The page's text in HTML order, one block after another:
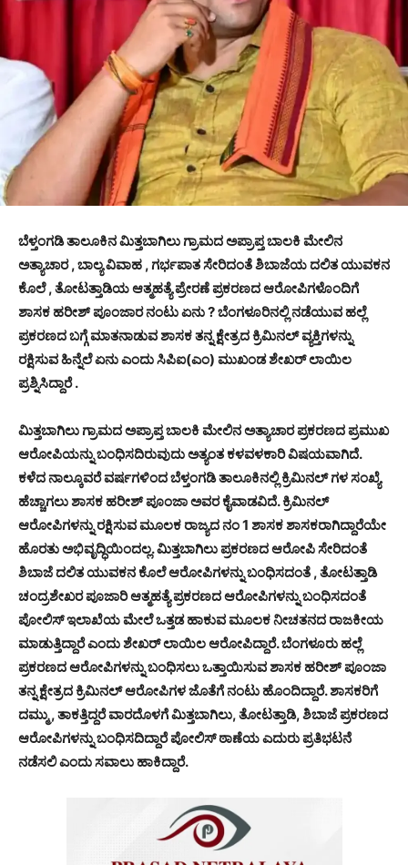
ಬೆಳ್ತಂಗಡಿ ತಾಲೂಕಿನ ಮಿತ್ತಬಾಗಿಲು ಗ್ರಾಮದ ಅಪ್ರಾಪ್ತ ಬಾಲಕಿ ಮೇಲಿನ
ಅತ್ಯಾಚಾರ , ಬಾಲ್ಯ ವಿವಾಹ , ಗರ್ಭಪಾತ ಸೇರಿದಂತೆ ಶಿಬಾಜೆಯ ದಲಿತ ಯುವಕನ
ಕೊಲೆ , ತೋಟತ್ತಾಡಿಯ ಆತ್ಮಹತ್ಯೆ ಪ್ರೇರಣೆ ಪ್ರಕರಣದ ಆರೋಪಿಗಳೊಂದಿಗೆ
ಶಾಸಕ ಹರೀಶ್ ಪೂಂಜಾರ ನಂಟು ಏನು ? ಬೆಂಗಳೂರಿನಲ್ಲಿ ನಡೆಯುವ ಹಲ್ಲೆ
ಪ್ರಕರಣದ ಬಗ್ಗೆ ಮಾತನಾಡುವ ಶಾಸಕ ತನ್ನ ಕ್ಷೇತ್ರದ ಕ್ರಿಮಿನಲ್ ವ್ಯಕ್ತಿಗಳನ್ನು
ರಕ್ಷಿಸುವ ಹಿನ್ನೆಲೆ ಏನು ಎಂದು ಸಿಪಿಐ(ಎಂ) ಮುಖಂಡ ಶೇಖರ್ ಲಾಯಿಲ
ಪ್ರಶ್ನಿಸಿದ್ದಾರೆ ‌.
ಮಿತ್ತಬಾಗಿಲು ಗ್ರಾಮದ ಅಪ್ರಾಪ್ತ ಬಾಲಕಿ ಮೇಲಿನ ಅತ್ಯಾಚಾರ ಪ್ರಕರಣದ ಪ್ರಮುಖ
ಆರೋಪಿಯನ್ನು ಬಂಧಿಸದಿರುವುದು ಅತ್ಯಂತ ಕಳವಳಕಾರಿ ವಿಷಯವಾಗಿದೆ.
ಕಳೆದ ನಾಲ್ಕೂವರೆ ವರ್ಷಗಳಿಂದ ಬೆಳ್ತಂಗಡಿ ತಾಲೂಕಿನಲ್ಲಿ ಕ್ರಿಮಿನಲ್ ಗಳ ಸಂಖ್ಯೆ
ಹೆಚ್ಚಾಗಲು ಶಾಸಕ ಹರೀಶ್ ಪೂಂಜಾ ಅವರ ಕೈವಾಡವಿದೆ. ಕ್ರಿಮಿನಲ್
ಆರೋಪಿಗಳನ್ನು ರಕ್ಷಿಸುವ ಮೂಲಕ ರಾಜ್ಯದ ನಂ 1 ಶಾಸಕ ಶಾಸಕರಾಗಿದ್ದಾರೆಯೇ
ಹೊರತು ಅಭಿವೃದ್ಧಿಯಿಂದಲ್ಲ. ಮಿತ್ತಬಾಗಿಲು ಪ್ರಕರಣದ ಆರೋಪಿ ಸೇರಿದಂತೆ
ಶಿಬಾಜೆ ದಲಿತ ಯುವಕನ ಕೊಲೆ ಆರೋಪಿಗಳನ್ನು ಬಂಧಿಸದಂತೆ , ತೋಟತ್ತಾಡಿ
ಚಂದ್ರಶೇಖರ ಪೂಜಾರಿ ಆತ್ಮಹತ್ಯೆ ಪ್ರಕರಣದ ಆರೋಪಿಗಳನ್ನು ಬಂಧಿಸದಂತೆ
ಪೋಲಿಸ್ ಇಲಾಖೆಯ ಮೇಲೆ ಒತ್ತಡ ಹಾಕುವ ಮೂಲಕ ನೀಚತನದ ರಾಜಕೀಯ
ಮಾಡುತ್ತಿದ್ದಾರೆ ಎಂದು ಶೇಖರ್ ಲಾಯಿಲ ಆರೋಪಿದ್ದಾರೆ. ಬೆಂಗಳೂರು ಹಲ್ಲೆ
ಪ್ರಕರಣದ ಆರೋಪಿಗಳನ್ನು ಬಂಧಿಸಲು ಒತ್ತಾಯಿಸುವ ಶಾಸಕ ಹರೀಶ್ ಪೂಂಜಾ
ತನ್ನ ಕ್ಷೇತ್ರದ ಕ್ರಿಮಿನಲ್ ಆರೋಪಿಗಳ ಜೊತೆಗೆ ನಂಟು ಹೊಂದಿದ್ದಾರೆ. ಶಾಸಕರಿಗೆ
ದಮ್ಮು , ತಾಕತ್ತಿದ್ದರೆ ವಾರದೊಳಗೆ ಮಿತ್ತಬಾಗಿಲು, ತೋಟತ್ತಾಡಿ, ಶಿಬಾಜೆ ಪ್ರಕರಣದ
ಆರೋಪಿಗಳನ್ನು ಬಂಧಿಸದಿದ್ದಾರೆ ಪೋಲಿಸ್ ಠಾಣೆಯ ಎದುರು ಪ್ರತಿಭಟನೆ
ನಡೆಸಲಿ ಎಂದು ಸವಾಲು ಹಾಕಿದ್ದಾರೆ.